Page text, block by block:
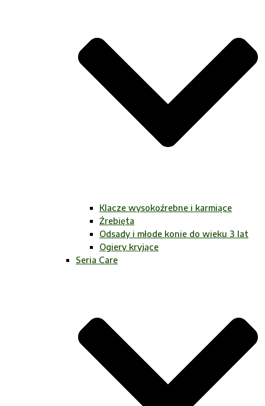
Klacze wysokoźrebne i karmiące
Źrebięta
Odsady i młode konie do wieku 3 lat
Ogiery kryjące
Seria Care